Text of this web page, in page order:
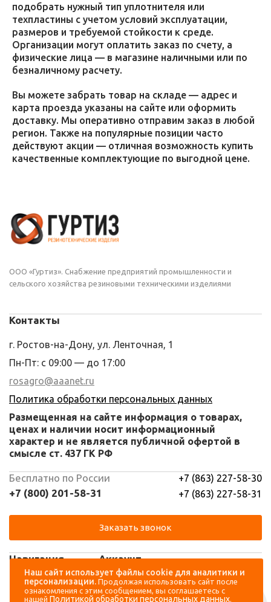
подобрать нужный тип уплотнителя или
техпластины с учетом условий эксплуатации,
размеров и требуемой стойкости к среде.
Организации могут оплатить заказ по счету, а
физические лица — в магазине наличными или по
безналичному расчету.
Вы можете забрать товар на складе — адрес и
карта проезда указаны на сайте или оформить
доставку. Мы оперативно отправим заказ в любой
регион. Также на популярные позиции часто
действуют акции — отличная возможность купить
качественные комплектующие по выгодной цене.
ООО «Гуртиз». Снабжение предприятий промышленности и
сельского хозяйства резиновыми техническими изделиями
Навигация
Каталог
Аккаунт
Вход
Контакты
г. Ростов-на-Дону, ул. Ленточная, 1
Пн-Пт: с 09:00 — до 17:00
rosagro@aaanet.ru
Политика обработки персональных данных
Размещенная на сайте информация о товарах,
ценах и наличии носит информационный
характер и не является публичной офертой в
смысле ст. 437 ГК РФ
Бесплатно по России
+7 (800) 201-58-31
+7 (863) 227-58-30
+7 (863) 227-58-31
Заказать звонок
Наш сайт использует файлы cookie для аналитики и
персонализации. Продолжая использовать сайт после
ознакомления с этим сообщением, вы соглашаетесь с
нашей Политикой обработки персональных данных.